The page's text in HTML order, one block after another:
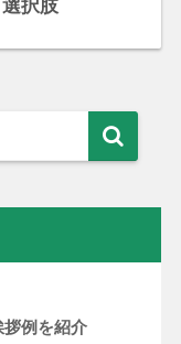
択肢
拶例を紹介